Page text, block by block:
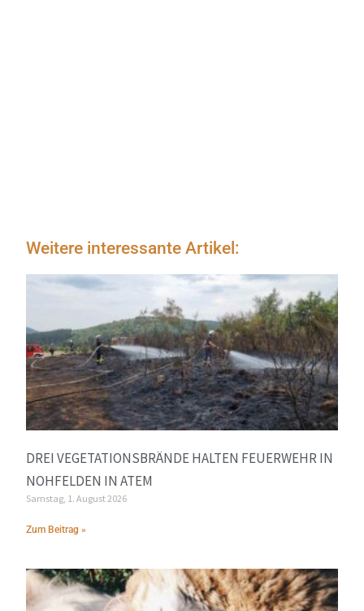
Weitere interessante Artikel:
DREI VEGETATIONSBRÄNDE HALTEN FEUERWEHR IN
NOHFELDEN IN ATEM
Samstag, 1. August 2026
Zum Beitrag »